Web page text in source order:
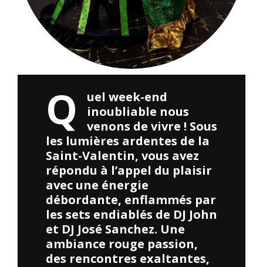
Q
uel week-end
inoubliable nous
venons de vivre ! Sous
les lumières ardentes de la
Saint-Valentin, vous avez
répondu à l’appel du plaisir
avec une énergie
débordante, enflammés par
les sets endiablés de DJ John
et DJ José Sanchez. Une
ambiance rouge passion,
des rencontres exaltantes,